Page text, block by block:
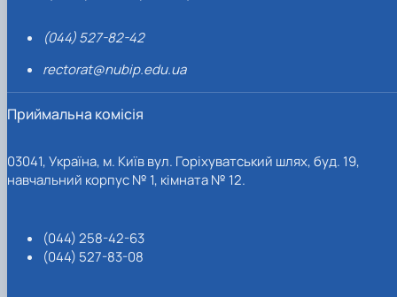
(044) 527-82-42
rectorat@nubip.edu.ua
Приймальна комісія
03041, Україна, м. Київ вул. Горіхуватський шлях, буд. 19,
навчальний корпус № 1, кімната № 12.
(044) 258-42-63
(044) 527-83-08